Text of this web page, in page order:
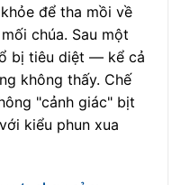
để tha mồi về
chúa. Sau một
bị tiêu diệt — kể cả
không thấy. Chế
"cảnh giác" bịt
kiểu phun xua